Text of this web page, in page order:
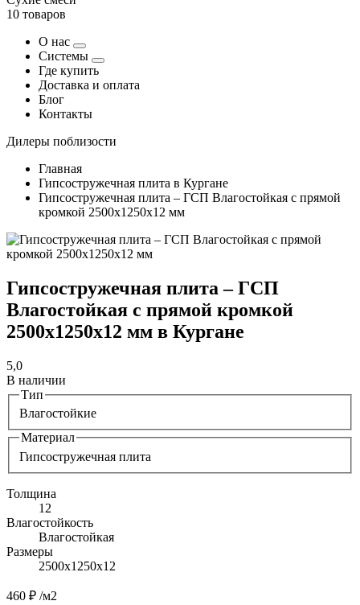
10 товаров
О нас
Системы
Где купить
Доставка и оплата
Блог
Контакты
Дилеры поблизости
Главная
Гипсостружечная плита в Кургане
Гипсостружечная плита – ГСП Влагостойкая с прямой
кромкой 2500х1250х12 мм
Гипсостружечная плита – ГСП
Влагостойкая с прямой кромкой
2500х1250х12 мм в Кургане
5,0
В наличии
Тип
Влагостойкие
Материал
Гипсостружечная плита
Толщина
12
Влагостойкость
Влагостойкая
Размеры
2500х1250х12
460 ₽ /м2